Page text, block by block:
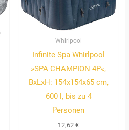
Whirlpool
Infinite Spa Whirlpool
»SPA CHAMPION 4P«,
BxLxH: 154x154x65 cm,
600 l, bis zu 4
Personen
12,62€